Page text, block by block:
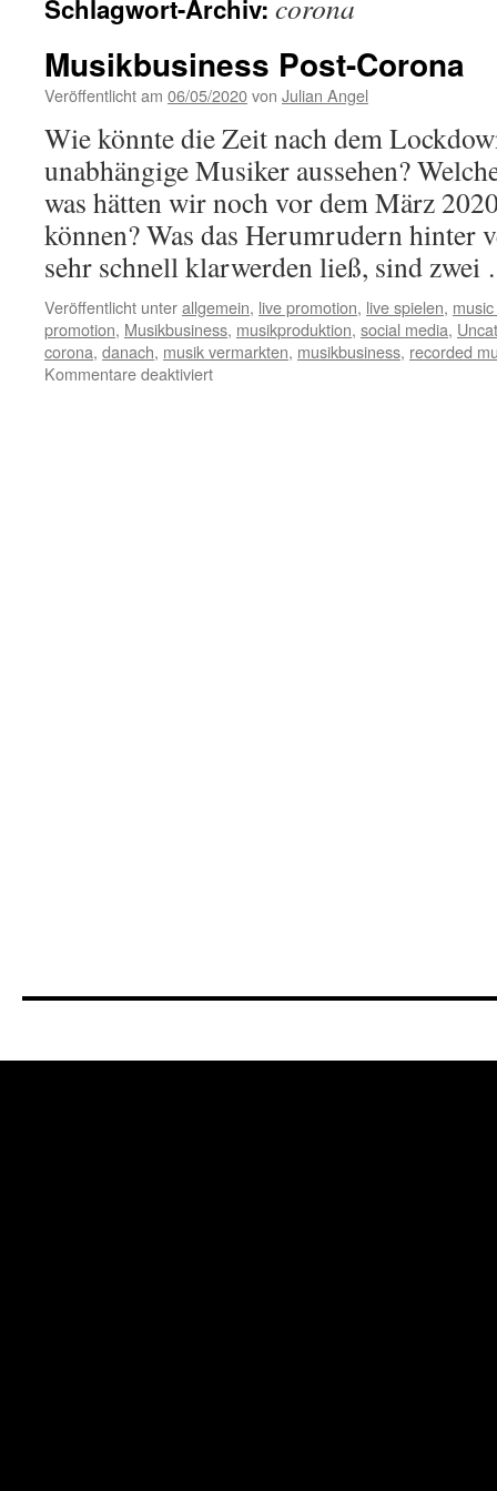
Schlagwort-Archiv: corona
Musikbusiness Post-Corona
Veröffentlicht am 06/05/2020von Julian Angel
Wie könnte die Zeit nach dem
unabhängige Musiker aussehen?
was hätten wir noch vor dem März
können? Was das Herumrudern hinter
sehr schnell klarwerden ließ, sind
Veröffentlicht unterallgemein, live promotion, live spielen,
promotion, Musikbusiness, musikproduktion, social media,
corona, danach, musik vermarkten, musikbusiness, recorded
Kommentare deaktiviertfür